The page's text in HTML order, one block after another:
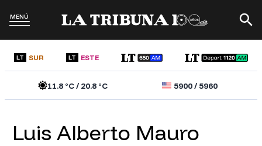
MENÚ
LT SUR LT ESTE
11.8°C /20.8°C 5900/5960
Luis Alberto Mauro